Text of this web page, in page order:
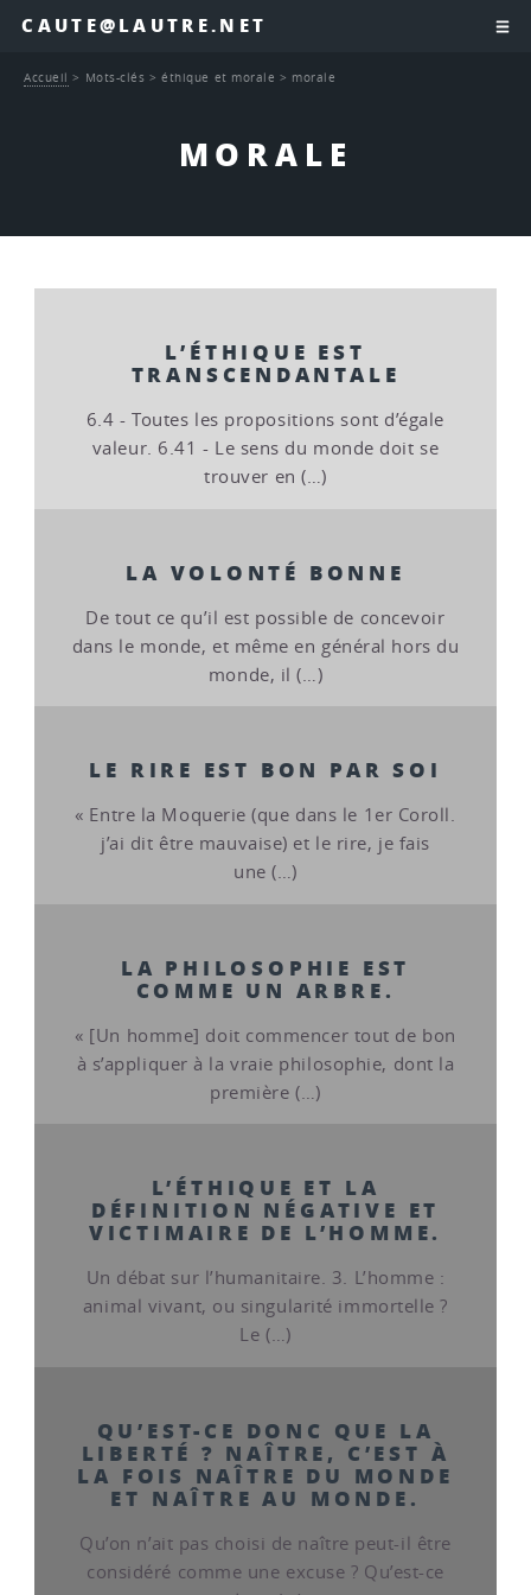
CAUTE@LAUTRE.NET
MORALE
Accueil > Mots-clés >éthique et morale > morale
L’ÉTHIQUE EST
TRANSCENDANTALE
6.4 - Toutes les propositions sont d’égale
valeur. 6.41 - Le sens du monde doit se
trouver en (…)
LA VOLONTÉ BONNE
De tout ce qu’il est possible de concevoir
dans le monde, et même en général hors du
monde, il (…)
LE RIRE EST BON PAR SOI
« Entre la Moquerie (que dans le 1er Coroll.
j’ai dit être mauvaise) et le rire, je fais
une (…)
LA PHILOSOPHIE EST
COMME UN ARBRE.
« [Un homme] doit commencer tout de bon
à s’appliquer à la vraie philosophie, dont la
première (…)
L’ÉTHIQUE ET LA
DÉFINITION NÉGATIVE ET
VICTIMAIRE DE L’HOMME.
Un débat sur l’humanitaire. 3. L’homme :
animal vivant, ou singularité immortelle ?
Le (…)
QU’EST-CE DONC QUE LA
LIBERTÉ ? NAÎTRE, C’EST À
LA FOIS NAÎTRE DU MONDE
ET NAÎTRE AU MONDE.
Qu’on n’ait pas choisi de naître peut-il être
considéré comme une excuse ? Qu’est-ce